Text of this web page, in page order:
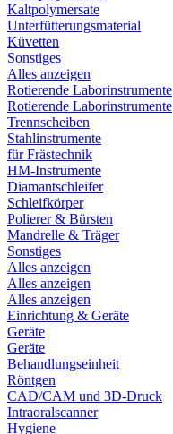
Kaltpolymersate
Unterfütterungsmaterial
Küvetten
Sonstiges
Alles anzeigen
Rotierende Laborinstrumente
Rotierende Laborinstrumente
Trennscheiben
Stahlinstrumente
für Frästechnik
HM-Instrumente
Diamantschleifer
Schleifkörper
Polierer & Bürsten
Mandrelle & Träger
Sonstiges
Alles anzeigen
Alles anzeigen
Alles anzeigen
Einrichtung & Geräte
Geräte
Geräte
Behandlungseinheit
Röntgen
CAD/CAM und 3D-Druck
Intraoralscanner
Hygiene